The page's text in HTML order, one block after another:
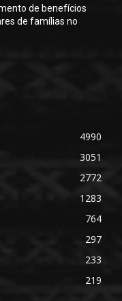
de benefícios
de famílias no
4990
3051
2772
1283
764
297
233
219